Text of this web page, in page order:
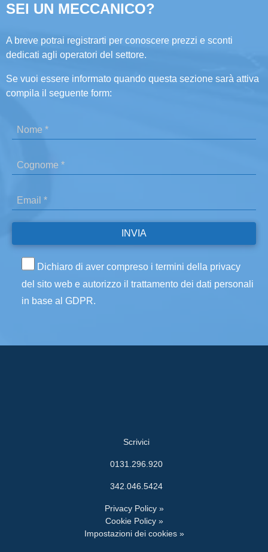
SEI UN MECCANICO?
A breve potrai registrarti per conoscere prezzi e sconti
dedicati agli operatori del settore.
Se vuoi essere informato quando questa sezione sarà attiva
compila il seguente form:
Dichiaro di aver compreso i termini della privacy
del sito web e autorizzo il trattamento dei dati personali
in base al GDPR.
Scrivici
0131.296.920
342.046.5424
Privacy Policy »
Cookie Policy »
Impostazioni dei cookies »